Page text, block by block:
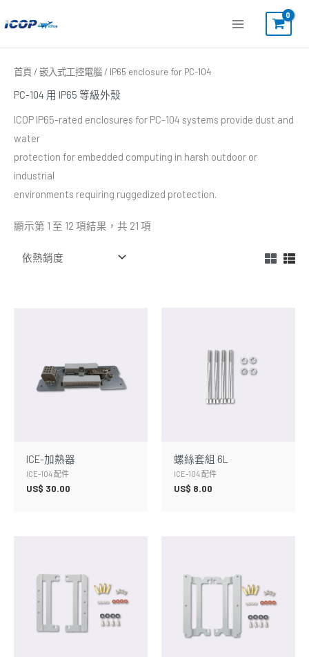
至
主
首頁 /嵌入式工控電腦 / IP65 enclosure for PC-104
PC-104 用 IP65 等級外殼
ICOP IP65-rated enclosures for PC-104 systems provide dust and
water
protection for embedded computing in harsh outdoor or
industrial
environments requiring ruggedized protection.
顯示第 1 至 12 項結果，共 21 項
依
熱
序
ICE-加熱器
ICE-104 配件
US$ 30.00
螺絲套組 6L
ICE-104 配件
US$ 8.00